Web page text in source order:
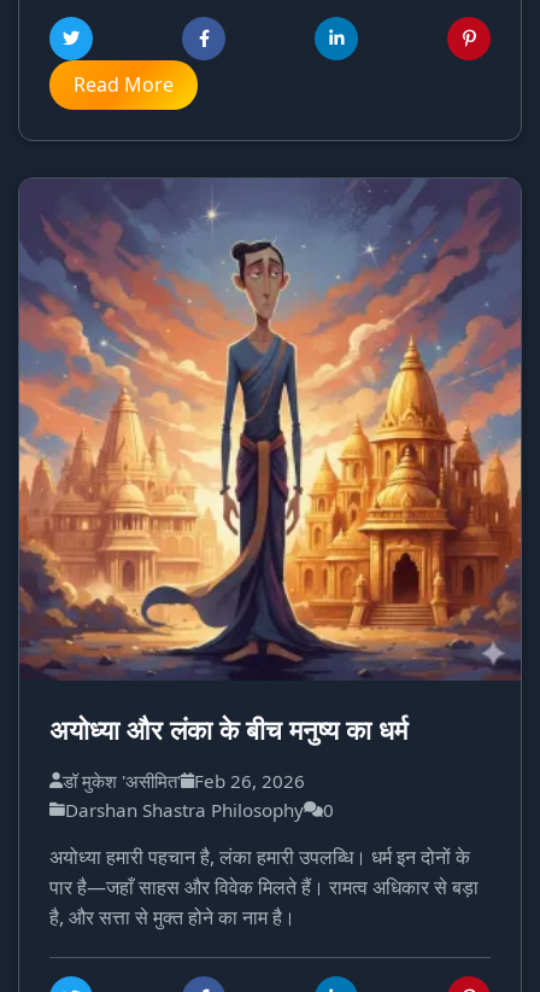
Read More
अयोध्या और लंका के बीच मनुष्य का धर्म
डॉ मुकेश 'असीमित' Feb 26, 2026
Darshan Shastra Philosophy
0
अयोध्या हमारी पहचान है, लंका हमारी उपलब्धि। धर्म इन दोनों के
पार है—जहाँ साहस और विवेक मिलते हैं। रामत्व अधिकार से बड़ा
है, और सत्ता से मुक्त होने का नाम है।